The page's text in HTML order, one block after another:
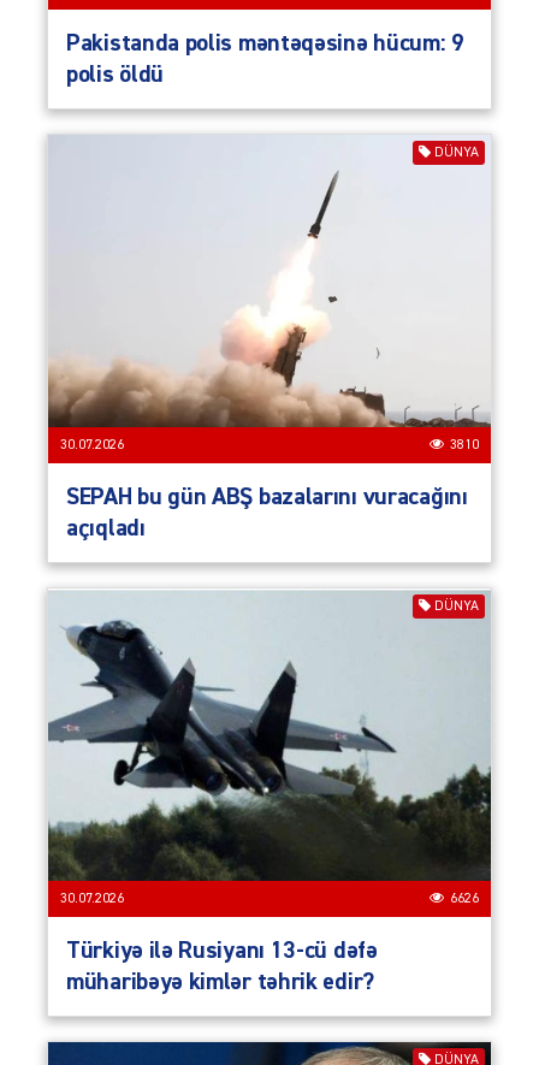
Pakistanda polis məntəqəsinə hücum: 9
polis öldü
DÜNYA
30.07.2026 3810
SEPAH bu gün ABŞ bazalarını vuracağını
açıqladı
DÜNYA
30.07.2026 6626
Türkiyə ilə Rusiyanı 13-cü dəfə
müharibəyə kimlər təhrik edir?
DÜNYA